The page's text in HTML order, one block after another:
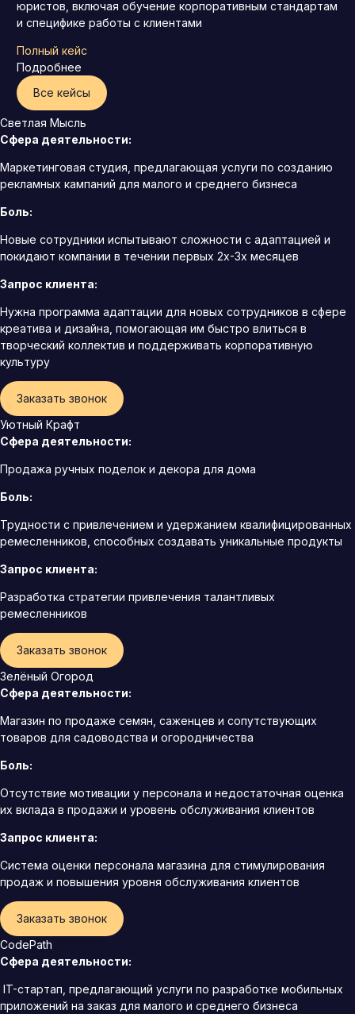
юристов, включая обучение корпоративным стандартам
и специфике работы с клиентами
Полный кейс
Подробнее
Все кейсы
Светлая Мысль
Сфера деятельности:
Маркетинговая студия, предлагающая услуги по созданию
рекламных кампаний для малого и среднего бизнеса
Боль:
Новые сотрудники испытывают сложности с адаптацией и
покидают компании в течении первых 2х-3х месяцев
Запрос клиента:
Нужна программа адаптации для новых сотрудников в сфере
креатива и дизайна, помогающая им быстро влиться в
творческий коллектив и поддерживать корпоративную
культуру
Заказать звонок
Уютный Крафт
Сфера деятельности:
Продажа ручных поделок и декора для дома
Боль:
Трудности с привлечением и удержанием квалифицированных
ремесленников, способных создавать уникальные продукты
Запрос клиента:
Разработка стратегии привлечения талантливых
ремесленников
Заказать звонок
Зелёный Огород
Сфера деятельности:
Магазин по продаже семян, саженцев и сопутствующих
товаров для садоводства и огородничества
Боль:
Отсутствие мотивации у персонала и недостаточная оценка
их вклада в продажи и уровень обслуживания клиентов
Запрос клиента:
Система оценки персонала магазина для стимулирования
продаж и повышения уровня обслуживания клиентов
Заказать звонок
CodePath
Сфера деятельности:
IT-стартап, предлагающий услуги по разработке мобильных
приложений на заказ для малого и среднего бизнеса